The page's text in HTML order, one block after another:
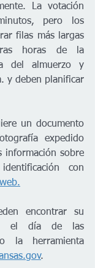
La votación
pero los
filas más largas
horas de la
del almuerzo y
y deben planificar
un documento
expedido
información sobre
con
encontrar su
el día de las
.